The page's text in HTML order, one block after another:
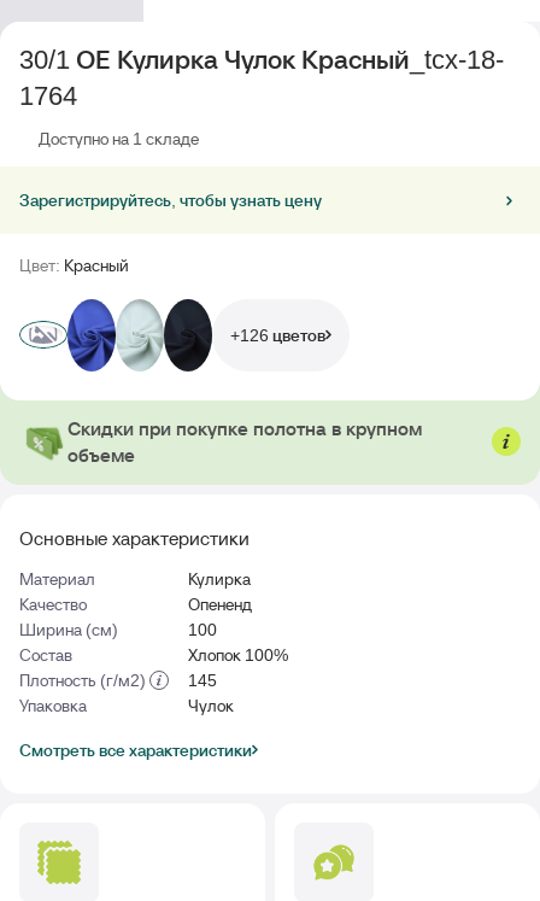
Основные характеристики
Материал
Кулирка
Качество
Опененд
Ширина (см)
100
Состав
Хлопок 100%
Плотность (г/м2)
145
Упаковка
Чулок
Смотреть все характеристики
30/1 ОЕ Кулирка Чулок Красный_tcx-18-
1764
Доступно на 1 складе
Зарегистрируйтесь, чтобы узнать цену
Цвет: Красный
+126 цветов
Скидки при покупке полотна в крупном
объеме